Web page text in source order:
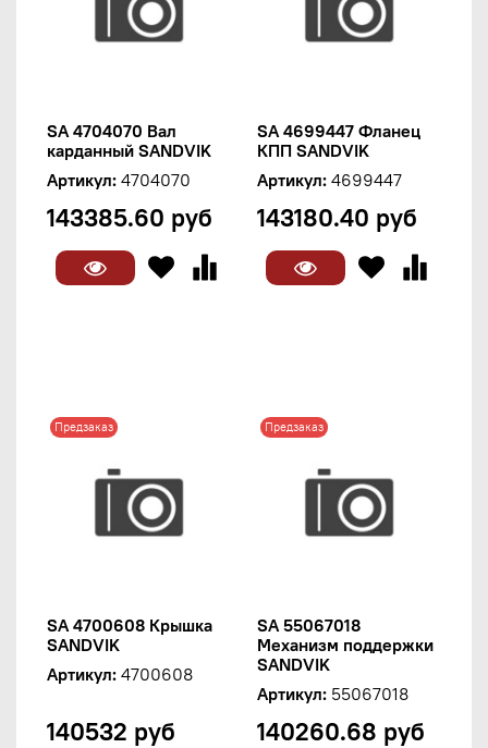
SA 4704070 Вал
карданный SANDVIK
Артикул: 4704070
143385.60 руб
SA 4699447 Фланец
КПП SANDVIK
Артикул: 4699447
143180.40 руб
Предзаказ
SA 4700608 Крышка
SANDVIK
Артикул: 4700608
140532 руб
Предзаказ
SA 55067018
Механизм поддержки
SANDVIK
Артикул: 55067018
140260.68 руб